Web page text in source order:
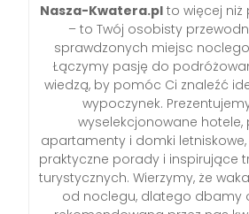
Nasza-Kwatera.plto więcej niż
– to Twój osobisty
sprawdzonych miejsc
Łączymy pasję do
wiedzą, by pomóc Ci znaleźć
wypoczynek.
wyselekcjonowane hotele,
apartamenty i domki letniskowe,
praktyczne porady i inspirujące
turystycznych. Wierzymy, że
od noclegu, dlatego dbamy